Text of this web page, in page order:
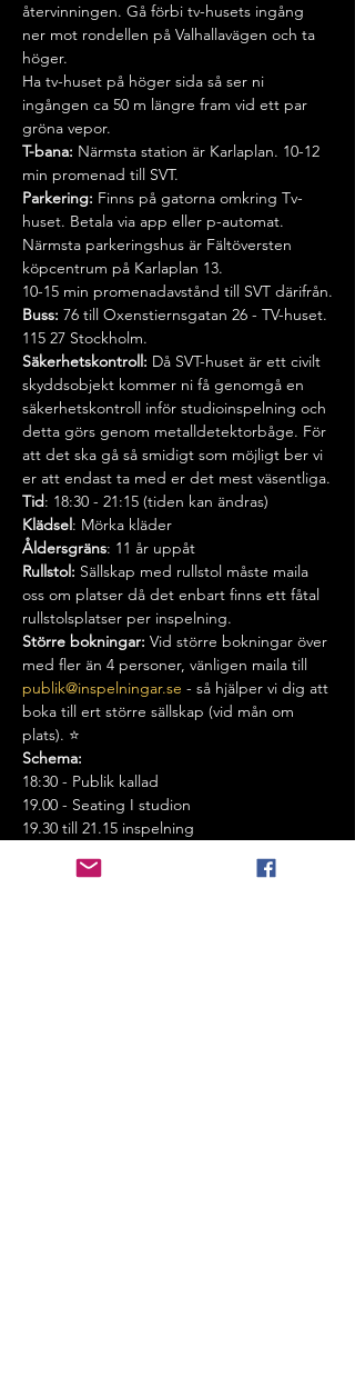
återvinningen. Gå förbi tv-husets ingång
ner mot rondellen på Valhallavägen och ta
höger.
Ha tv-huset på höger sida så ser ni
ingången ca 50 m längre fram vid ett par
gröna vepor.
T-bana: Närmsta station är Karlaplan. 10-12
min promenad till SVT.
Parkering: Finns på gatorna omkring Tv-
huset. Betala via app eller p-automat.
Närmsta parkeringshus är Fältöversten
köpcentrum på Karlaplan 13.
10-15 min promenadavstånd till SVT därifrån.
Buss: 76 till Oxenstiernsgatan 26 - TV-huset.
115 27 Stockholm.
Säkerhetskontroll: Då SVT-huset är ett civilt
skyddsobjekt kommer ni få genomgå en
säkerhetskontroll inför studioinspelning och
detta görs genom metalldetektorbåge. För
att det ska gå så smidigt som möjligt ber vi
er att endast ta med er det mest väsentliga.
Tid: 18:30 - 21:15 (tiden kan ändras)
Klädsel: Mörka kläder
Åldersgräns: 11 år uppåt
Rullstol: Sällskap med rullstol måste maila
oss om platser då det enbart finns ett fåtal
rullstolsplatser per inspelning.
Större bokningar: Vid större bokningar över
med fler än 4 personer, vänligen maila till
publik@inspelningar.se - så hjälper vi dig att
boka till ert större sällskap (vid mån om
plats). ⭐️
Schema:
18:30 - Publik kallad
19.00 - Seating I studion
19.30 till 21.15 inspelning
Biljetterna är gratis men i begränsat antal.